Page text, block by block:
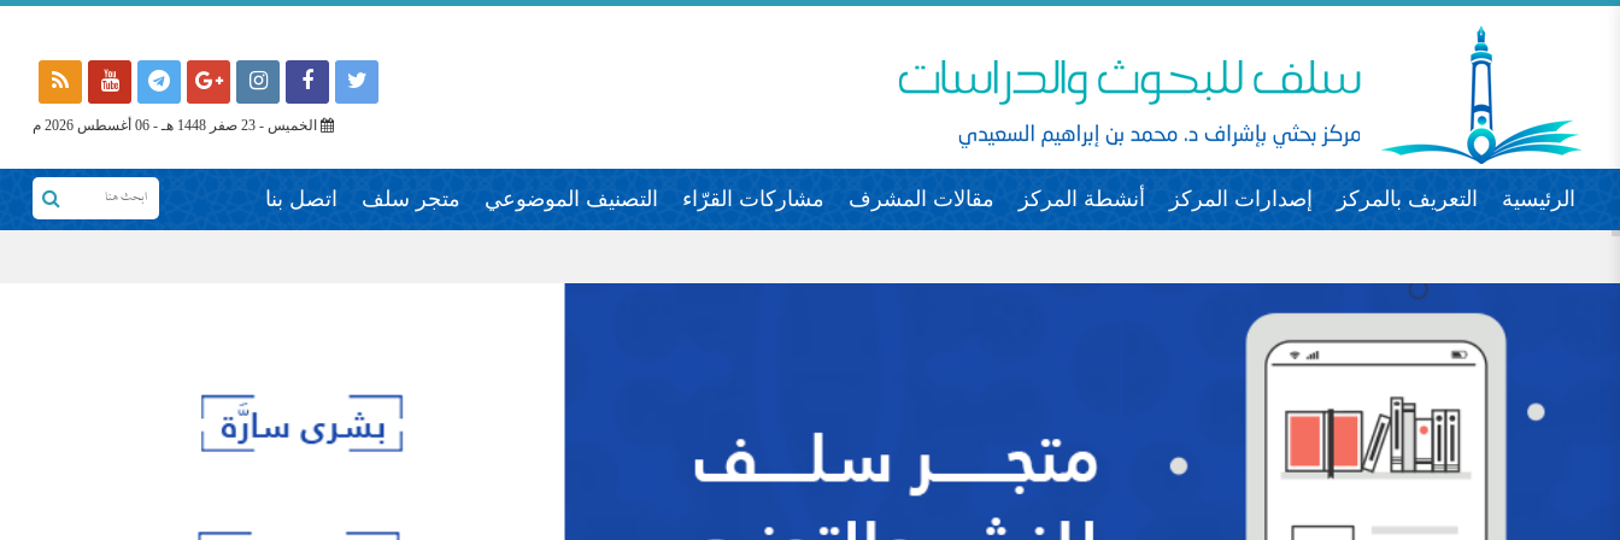
الخميس - 23 صفر 1448 هـ - 06 أغسطس 2026 م
الرئيسية التعريف بالمركز إصدارات المركز أنشطة المركز مقالات المشرف مشاركات القرّاء التصنيف الموضوعي متجر سلف اتصل بنا